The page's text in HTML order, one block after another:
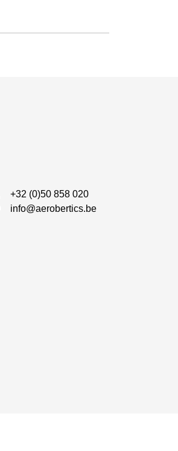
+32 (0)50 858 020
info@aerobertics.be